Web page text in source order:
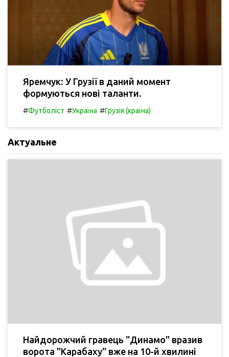
Яремчук: У Грузії в даний момент
формуються нові таланти.
#Футболіст #Україна #Грузія (країна)
Актуальне
Найдорожчий гравець "Динамо" вразив
ворота "Карабаху" вже на 10-й хвилині